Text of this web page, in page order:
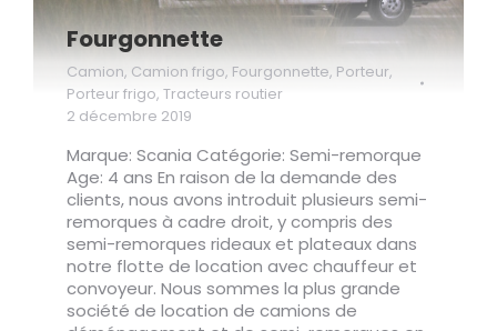
Fourgonnette
Camion, Camion frigo, Fourgonnette, Porteur,
Porteur frigo, Tracteurs routier
2 décembre 2019
Marque: Scania Catégorie: Semi-remorque
Age: 4 ans En raison de la demande des
clients, nous avons introduit plusieurs semi-
remorques à cadre droit, y compris des
semi-remorques rideaux et plateaux dans
notre flotte de location avec chauffeur et
convoyeur. Nous sommes la plus grande
société de location de camions de